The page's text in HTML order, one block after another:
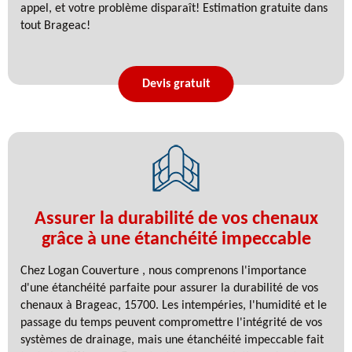
appel, et votre problème disparaît! Estimation gratuite dans
tout Brageac!
Devis gratuit
Assurer la durabilité de vos chenaux
grâce à une étanchéité impeccable
Chez Logan Couverture , nous comprenons l'importance
d'une étanchéité parfaite pour assurer la durabilité de vos
chenaux à Brageac, 15700. Les intempéries, l'humidité et le
passage du temps peuvent compromettre l'intégrité de vos
systèmes de drainage, mais une étanchéité impeccable fait